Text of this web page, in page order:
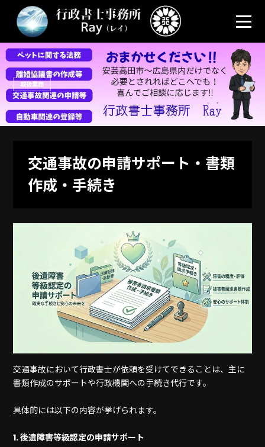
取扱業務
交通事故の申請サポート・書類
作成・手続き
交通事故において行政書士が依頼を受けてできることは、主に
書類作成のサポートや行政機関への手続き代行です。
具体的には以下の内容が挙げられます。
1. 後遺障害等級認定の申請サポート